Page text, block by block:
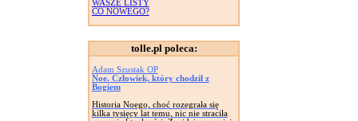
WASZE LISTY
CO NOWEGO?
tolle.pl poleca:
Adam Szustak OP
Noe. Człowiek, który chodził z
Bogiem
Historia Noego, choć rozegrała się
kilka tysięcy lat temu, nic nie straciła